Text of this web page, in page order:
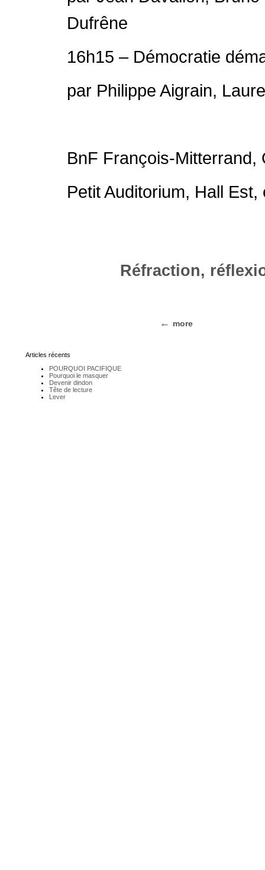
Dufrêne
16h15 – Démocratie
par Philippe Aigrain,
BnF François-
Petit Auditorium, Hall Est,
Réfraction,
more
Articles récents
POURQUOI PACIFIQUE
Pourquoi le masquer
Devenir dindon
Tête de lecture
Lever